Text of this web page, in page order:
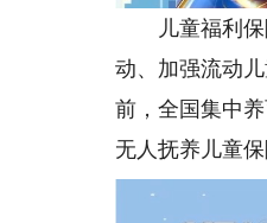
儿童福利保障
动、加强流动
前，全国集中
无人抚养儿童保